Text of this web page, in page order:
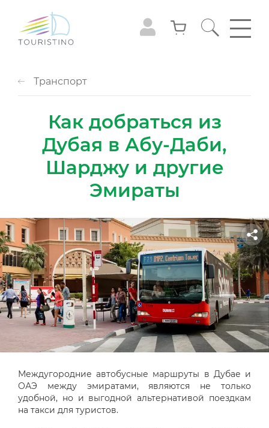
Транспорт
Как добраться из
Дубая в Абу-Даби,
Шарджу и другие
Эмираты
Междугородние автобусные маршруты в Дубае и
ОАЭ между эмиратами, являются не только
удобной, но и выгодной альтернативой поездкам
на такси для туристов.